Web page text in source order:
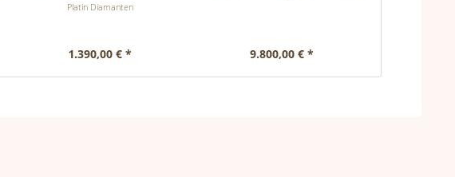
Platin Diamanten
1.390,00 € * 9.800,00 € *